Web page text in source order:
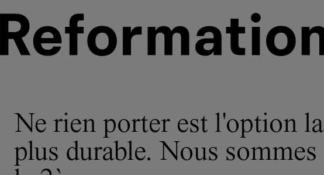
Ne rien porter est l'option la
plus durable. Nous sommes